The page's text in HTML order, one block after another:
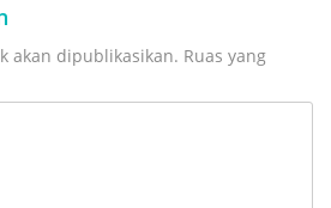
akan dipublikasikan. Ruas yang